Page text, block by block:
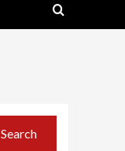
Search